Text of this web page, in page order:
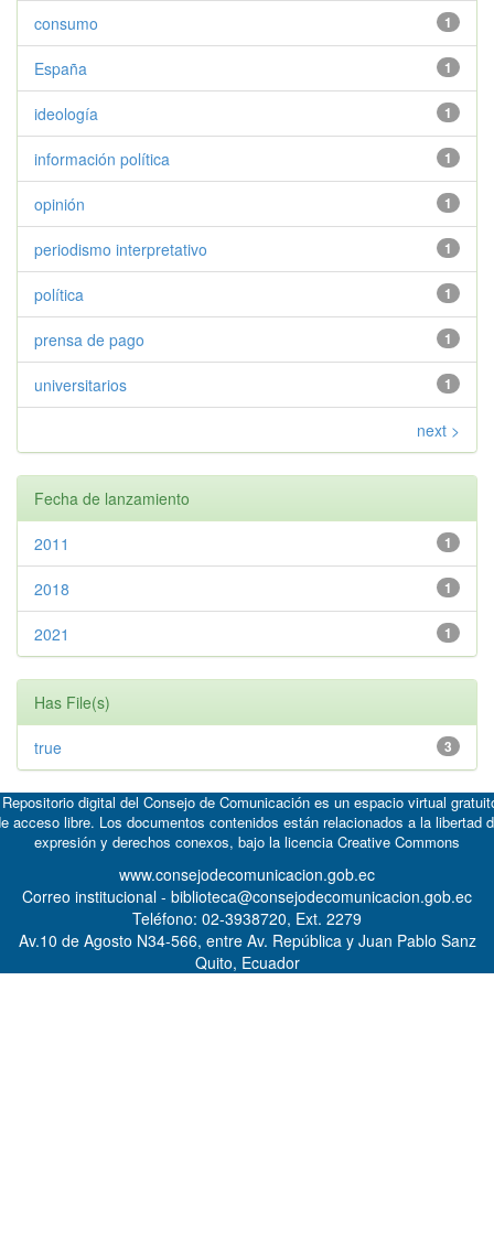
1
consumo
1
España
1
ideología
1
información política
1
opinión
1
periodismo interpretativo
1
política
1
prensa de pago
1
universitarios
next >
Fecha de lanzamiento
1
2011
1
2018
1
2021
Has File(s)
3
true
digital del Consejo de Comunicación es un espacio virtual
acceso libre. Los documentos contenidos están relacionados a la libertad
expresión y derechos conexos, bajo la licencia Creative Commons
www.consejodecomunicacion.gob.ec
Correo institucional - biblioteca@consejodecomunicacion.gob.ec
Teléfono: 02-3938720, Ext. 2279
Av.10 de Agosto N34-566, entre Av. República y Juan Pablo Sanz
Quito, Ecuador